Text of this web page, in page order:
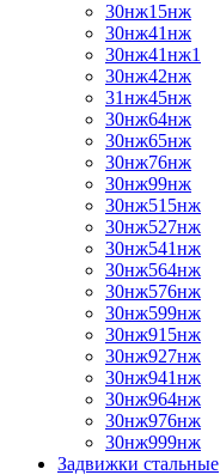
30нж15нж
30нж41нж
30нж41нж1
30нж42нж
31нж45нж
30нж64нж
30нж65нж
30нж76нж
30нж99нж
30нж515нж
30нж527нж
30нж541нж
30нж564нж
30нж576нж
30нж599нж
30нж915нж
30нж927нж
30нж941нж
30нж964нж
30нж976нж
30нж999нж
Задвижки стальные